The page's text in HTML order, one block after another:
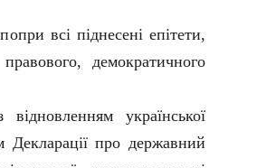
всі піднесені епітети,
демократичного
української
Декларації про державний